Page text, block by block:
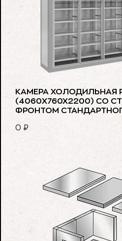
КАМЕРА ХОЛОДИЛЬНАЯ
(4060X760X2200) СО
ФРОНТОМ
0 ₽